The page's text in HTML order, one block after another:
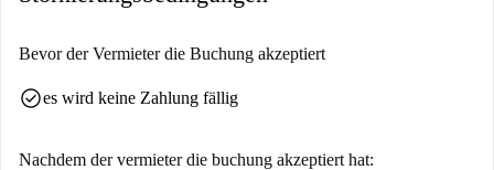
Bevor der Vermieter die Buchung akzeptiert
check_circlees wird keine Zahlung fällig
Nachdem der vermieter die buchung akzeptiert hat: